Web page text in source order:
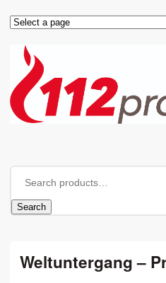
Search
Weltuntergang –